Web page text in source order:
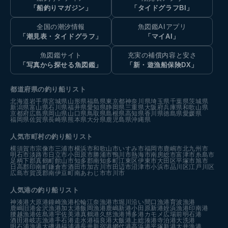
「船釣りマガジン」
「タイドグラフBI」
全国の潮汐情報
「潮見表・タイドグラフ」
魚図鑑AIアプリ
「マイAI」
魚図鑑サイト
「写真から探せる魚図鑑」
充実の補償内容と安さ
「新・遊漁船保険DX」
都道府県の釣り船リスト
北海道 岩手県宮城県 山形県福島県東京都神奈川県埼玉県千葉県茨城県
新潟県富山県石川県福井県愛知県静岡県 三重県 大阪府兵庫県和歌山県
京都府広島県岡山県 山口県 鳥取県島根県高知県香川県徳島県愛媛県
福岡県佐賀県長崎県 熊本県 大分県 鹿児島県沖縄県
人気市町村の釣り船リスト
横須賀市宗像市三浦市横浜市和歌山市いすみ市福岡市鹿嶋市北九州市
明石市淡路市日立市小田原市勝浦市鴨川市熱海市南房総市富津市糸島市
足柄下郡真鶴町館山市知多郡南知多町江東区伊東市大田区平塚市旭市
日高郡印南町鎌倉市酒田市加古川市田辺市沼津市小浜市品川区江戸川区
広島市賀茂郡南伊豆町南あわじ市市川市
人気港の釣り船リスト
神湊港 大原港鐘崎漁港松輪江奈漁港市堀川沿い 間口漁港育波漁港
鹿嶋旧港金沢漁港加太港飯岡漁港 鹿嶋新港小田原新港姪浜漁港印南港
腰越漁港佐島港宇佐美港真鶴港 久慈漁港博多港カモメ広場前明石港
酒田港岐志漁港手石港 走水港福良港 大飯港 上総湊港寺泊港大洗港
明石浦漁港 大磯港福浦港長井新宿港網代港高浜港平塚新港大井漁港